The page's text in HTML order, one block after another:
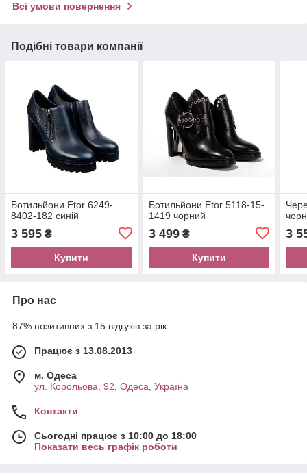
Всі умови повернення
Подібні товари компанії
Ботильйони Etor 6249-
8402-182 синій
3 595 ₴
Купити
Ботильйони Etor 5118-15-
1419 чорний
3 499₴
Купити
3
Про нас
87% позитивних з 15 відгуків за рік
Працює з 13.08.2013
м. Одеса
ул. Корольова, 92, Одеса, Україна
Контакти
Сьогодні працює з 10:00 до 18:00
Показати весь графік роботи